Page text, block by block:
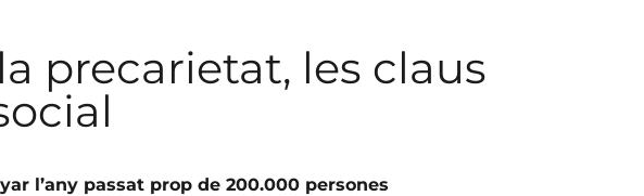
precarietat, les claus
l’any passat prop de 200.000 persones